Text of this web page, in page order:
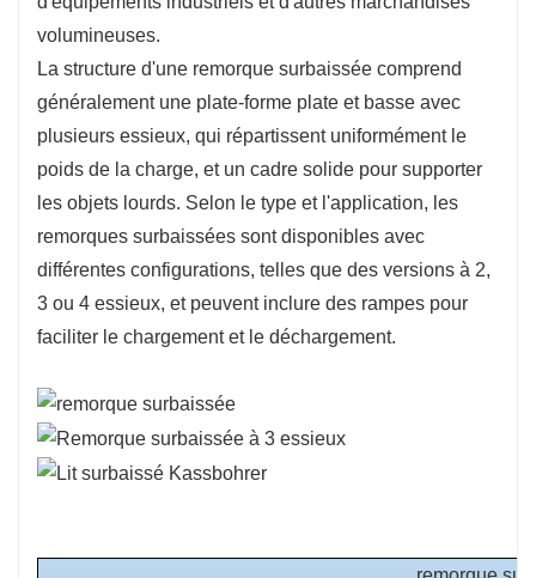
volumineuses.
La structure d'une remorque surbaissée comprend
généralement une plate-forme plate et basse avec
plusieurs essieux, qui répartissent uniformément le
poids de la charge, et un cadre solide pour supporter
les objets lourds. Selon le type et l'application, les
remorques surbaissées sont disponibles avec
différentes configurations, telles que des versions à 2,
3 ou 4 essieux, et peuvent inclure des rampes pour
faciliter le chargement et le déchargement.